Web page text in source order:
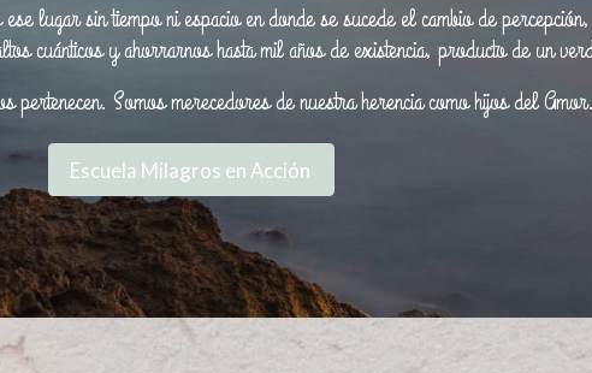
lugar sin tiempo ni espacio en donde se sucede el cambio de
cuánticos y ahorrarnos hasta mil años de existencia, producto de un
pertenecen. Somos merecedores de nuestra herencia como hijos del Amor.
Escuela Milagros en Acción